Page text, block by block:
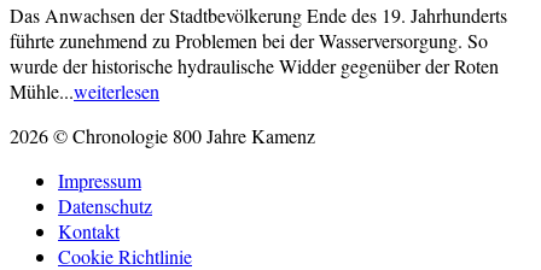
Das Anwachsen der Stadtbevölkerung Ende des 19. Jahrhunderts
führte zunehmend zu Problemen bei der Wasserversorgung. So
wurde der historische hydraulische Widder gegenüber der Roten
Mühle...weiterlesen
2026 © Chronologie 800 Jahre Kamenz
Impressum
Datenschutz
Kontakt
Cookie Richtlinie